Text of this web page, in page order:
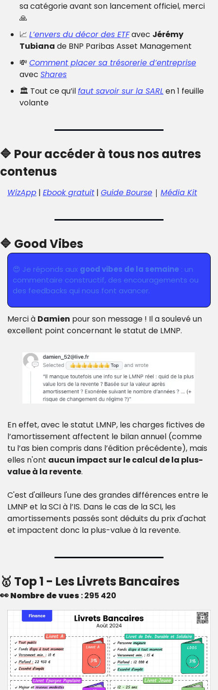
🙏
📈 L’envers du décor des ETF avec Jérémy
Tubiana de BNP Paribas Asset Management
💸 Comment placer sa trésorerie d’entreprise
avec Shares
🏛️ Tout ce qu’il faut savoir sur la SARL en 1 feuille
volante
🔷 Pour accéder à tous nos autres
contenus
WizApp | Ebook gratuit | Guide Bourse | Média Kit
🔷 Good Vibes
😍 Je réponds aux good vibes de la semaine : un
commentaire constructif, des encouragements ou
des feedbacks qui nous font avancer.
Merci à Damien pour son message ! Il a soulevé un
excellent point concernant le statut de LMNP.
En effet, avec le statut LMNP, les charges fictives de
l’amortissement affectent le bilan annuel (comme
tu l’as bien compris dans l’édition précédente), mais
elles n'ont aucun impact sur le calcul de la plus-
value à la revente.
C'est d'ailleurs l'une des grandes différences entre le
LMNP et la SCI à l’IS. Dans le cas de la SCI, les
amortissements passés sont déduits du prix d'achat
et impactent donc la plus-value à la revente.
🥇 Top 1 - Les Livrets Bancaires
👀Nombre de vues : 295 420